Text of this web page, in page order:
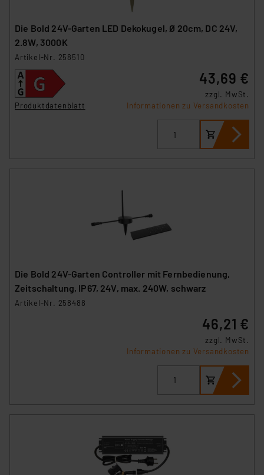
Die Bold 24V-Garten LED Dekokugel, Ø 20cm, DC 24V,
2.8W, 3000K
Artikel-Nr. 258510
Produktdatenblatt
43,69 €
zzgl. MwSt.
Informationen zu Versandkosten
Die Bold 24V-Garten Controller mit Fernbedienung,
Zeitschaltung, IP67, 24V, max. 240W, schwarz
Artikel-Nr. 258488
46,21 €
zzgl. MwSt.
Informationen zu Versandkosten